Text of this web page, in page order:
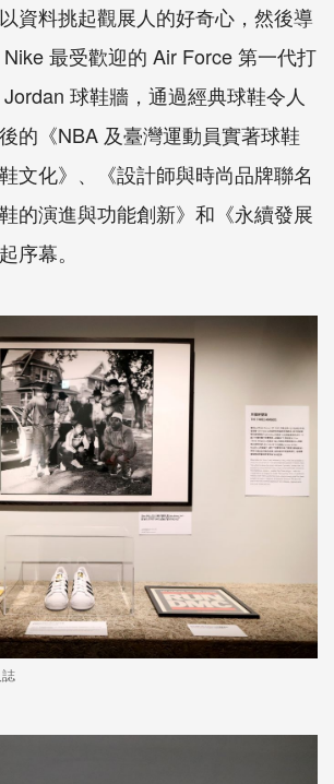
資料挑起觀展人的好奇心，然後導
最受歡迎的 Air Force 第一代打
球鞋牆，通過經典球鞋令人
的《NBA 及臺灣運動員實著球鞋
文化》、《設計師與時尚品牌聯名
的演進與功能創新》和《永續發展
序幕。